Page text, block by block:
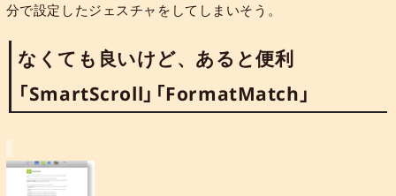
分で設定したジェスチャをしてしまいそう。
なくても良いけど、あると便利
「SmartScroll」「FormatMatch」